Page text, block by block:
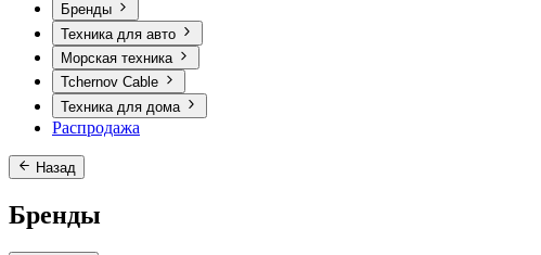
Бренды
Техника для авто
Морская техника
Tchernov Cable
Техника для дома
Распродажа
Назад
Бренды